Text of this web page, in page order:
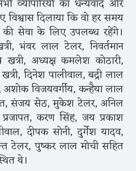
व्यापारियों का धन्यवाद ओर
दिलाया कि वो हर समय
की सेवा के लिए उपलब्ध रहेंगे।
भंवर लाल टेलर, निवर्तमान
खत्री, अध्यक्ष कमलेश कोठारी,
दिनेश पालीवाल, बद्री लाल
अशोक विजयवर्गीय, कन्हैया लाल
संजय सेठ, मुकेश टेलर, अनिल
करण सिंह, जय प्रकाश
दीपक सोनी, दुर्गेश यादव,
टेलर, पुष्कर लाल मोची सहित
थे।